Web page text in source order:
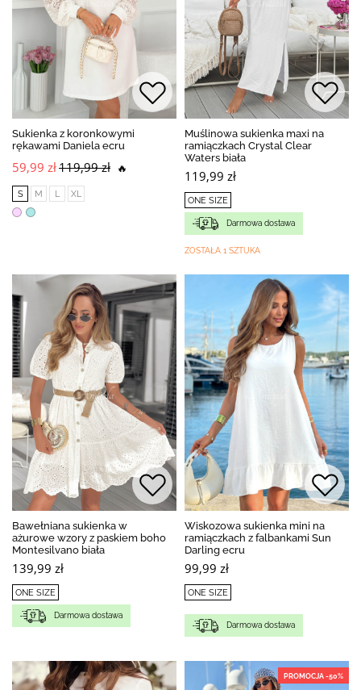
Sukienka z koronkowymi
rękawami Daniela ecru
59,99 zł119,99 zł 🔥
S M L XL
Muślinowa sukienka maxi na
ramiączkach Crystal Clear
Waters biała
119,99 zł
ONE SIZE
Darmowa dostawa
ZOSTAŁA 1 SZTUKA
Bawełniana sukienka w
ażurowe wzory z paskiem boho
Montesilvano biała
139,99 zł
ONE SIZE
Darmowa dostawa
Wiskozowa sukienka mini na
ramiączkach z falbankami Sun
Darling ecru
99,99 zł
ONE SIZE
Darmowa dostawa
PROMOCJA -50%